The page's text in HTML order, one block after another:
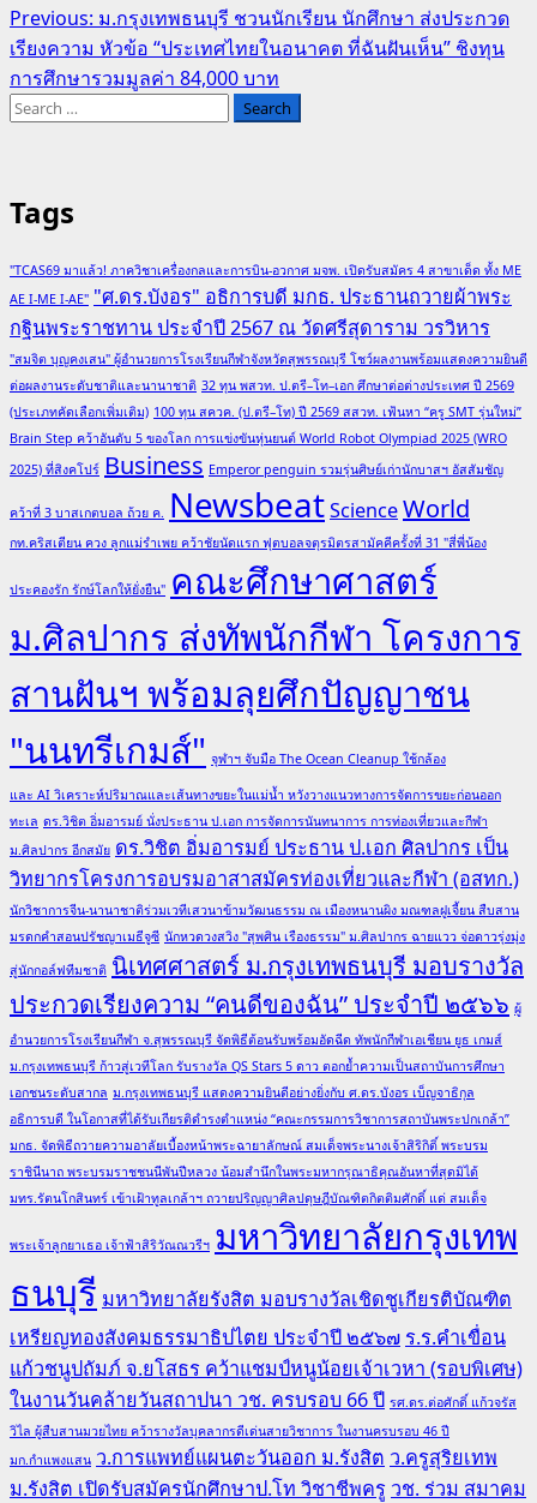
Post
navigation
Previous: ม.กรุงเทพธนบุรี ชวนนักเรียน นักศึกษา ส่งประกวด
เรียงความ หัวข้อ “ประเทศไทยในอนาคต ที่ฉันฝันเห็น” ชิงทุน
การศึกษารวมมูลค่า 84,000 บาท
Search
for:
Tags
"TCAS69 มาแล้ว! ภาควิชาเครื่องกลและการบิน-อวกาศ มจพ. เปิดรับสมัคร 4 สาขาเด็ด ทั้ง ME
AE I-ME I-AE" "ศ.ดร.บังอร" อธิการบดี มกธ. ประธานถวายผ้าพระ
กฐินพระราชทาน ประจำปี 2567 ณ วัดศรีสุดาราม วรวิหาร
"สมจิต บุญคงเสน" ผู้อำนวยการโรงเรียนกีฬาจังหวัดสุพรรณบุรี โชว์ผลงานพร้อมแสดงความยินดี
ต่อผลงานระดับชาติและนานาชาติ 32 ทุน พสวท. ป.ตรี–โท–เอก ศึกษาต่อต่างประเทศ ปี 2569
(ประเภทคัดเลือกเพิ่มเติม) 100 ทุน สควค. (ป.ตรี–โท) ปี 2569 สสวท. เฟ้นหา “ครู SMT รุ่นใหม่”
Brain Step คว้าอันดับ 5 ของโลก การแข่งขันหุ่นยนต์ World Robot Olympiad 2025 (WRO
2025) ที่สิงคโปร์ Business Emperor penguin รวมรุ่นศิษย์เก่านักบาสฯ อัสสัมชัญ
คว้าที่ 3 บาสเกตบอล ถ้วย ค. NewsbeatScienceWorld
กท.คริสเตียน ควง ลูกแม่รำเพย คว้าชัยนัดแรก ฟุตบอลจตุรมิตรสามัคคีครั้งที่ 31 "สี่พี่น้อง
ประคองรัก รักษ์โลกให้ยั่งยืน" คณะศึกษาศาสตร์
ม.ศิลปากร ส่งทัพนักกีฬา โครงการ
สานฝันฯ พร้อมลุยศึกปัญญาชน
"นนทรีเกมส์" จุฬาฯ จับมือ The Ocean Cleanup ใช้กล้อง
และ AI วิเคราะห์ปริมาณและเส้นทางขยะในแม่น้ำ หวังวางแนวทางการจัดการขยะก่อนออก
ทะเล ดร.วิชิต อิ่มอารมย์ นั่งประธาน ป.เอก การจัดการนันทนาการ การท่องเที่ยวและกีฬา
ม.ศิลปากร อีกสมัย ดร.วิชิต อิ่มอารมย์ ประธาน ป.เอก ศิลปากร เป็น
วิทยากรโครงการอบรมอาสาสมัครท่องเที่ยวและกีฬา (อสทก.)
นักวิชาการจีน-นานาชาติร่วมเวทีเสวนาข้ามวัฒนธรรม ณ เมืองหนานผิง มณฑลฝูเจี้ยน สืบสาน
มรดกคำสอนปรัชญาเมธีจูซี นักหวดวงสวิง "สุพศิน เรืองธรรม" ม.ศิลปากร ฉายแวว จ่อดาวรุ่งมุ่ง
สู่นักกอล์ฟทีมชาติ นิเทศศาสตร์ ม.กรุงเทพธนบุรี มอบรางวัล
ประกวดเรียงความ “คนดีของฉัน” ประจำปี ๒๕๖๖ ผู้
อำนวยการโรงเรียนกีฬา จ.สุพรรณบุรี จัดพิธีต้อนรับพร้อมอัดฉีด ทัพนักกีฬาเอเชียน ยูธ เกมส์
ม.กรุงเทพธนบุรี ก้าวสู่เวทีโลก รับรางวัล QS Stars 5 ดาว ตอกย้ำความเป็นสถาบันการศึกษา
เอกชนระดับสากล ม.กรุงเทพธนบุรี แสดงความยินดีอย่างยิ่งกับ ศ.ดร.บังอร เบ็ญจาธิกุล
อธิการบดี ในโอกาสที่ได้รับเกียรติดำรงตำแหน่ง “คณะกรรมการวิชาการสถาบันพระปกเกล้า”
มกธ. จัดพิธีถวายความอาลัยเบื้องหน้าพระฉายาลักษณ์ สมเด็จพระนางเจ้าสิริกิติ์ พระบรม
ราชินีนาถ พระบรมราชชนนีพันปีหลวง น้อมสำนึกในพระมหากรุณาธิคุณอันหาที่สุดมิได้
มทร.รัตนโกสินทร์ เข้าเฝ้าทูลเกล้าฯ ถวายปริญญาศิลปดุษฎีบัณฑิตกิตติมศักดิ์ แด่ สมเด็จ
พระเจ้าลูกยาเธอ เจ้าฟ้าสิริวัณณวรีฯ มหาวิทยาลัยกรุงเทพ
ธนบุรี มหาวิทยาลัยรังสิต มอบรางวัลเชิดชูเกียรติบัณฑิต
เหรียญทองสังคมธรรมาธิปไตย ประจำปี ๒๕๖๗ ร.ร.คำเขื่อน
แก้วชนูปถัมภ์ จ.ยโสธร คว้าแชมป์หนูน้อยเจ้าเวหา (รอบพิเศษ)
ในงานวันคล้ายวันสถาปนา วช. ครบรอบ 66 ปี รศ.ดร.ต่อศักดิ์ แก้วจรัส
วิไล ผู้สืบสานมวยไทย คว้ารางวัลบุคลากรดีเด่นสายวิชาการ ในงานครบรอบ 46 ปี
มก.กำแพงแสน ว.การแพทย์แผนตะวันออก ม.รังสิต ว.ครูสุริยเทพ
ม.รังสิต เปิดรับสมัครนักศึกษาป.โท วิชาชีพครู วช. ร่วม สมาคม